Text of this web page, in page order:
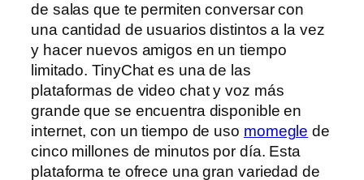
de salas que te permiten conversar con
una cantidad de usuarios distintos a la vez
y hacer nuevos amigos en un tiempo
limitado. TinyChat es una de las
plataformas de video chat y voz más
grande que se encuentra disponible en
internet, con un tiempo de uso momegle de
cinco millones de minutos por día. Esta
plataforma te ofrece una gran variedad de